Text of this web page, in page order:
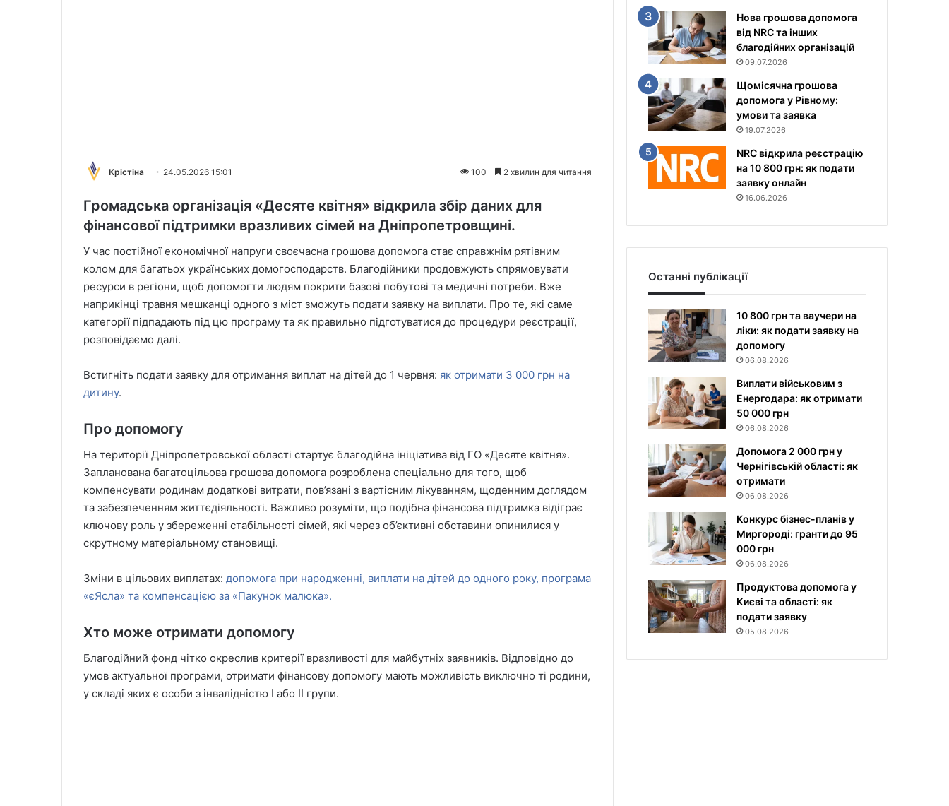
Крістіна 24.05.2026 15:01 100 2 хвилин для читання
Громадська організація «Десяте квітня» відкрила збір даних для
фінансової підтримки вразливих сімей на Дніпропетровщині.
У час постійної економічної напруги своєчасна грошова допомога стає справжнім рятівним
колом для багатьох українських домогосподарств. Благодійники продовжують спрямовувати
ресурси в регіони, щоб допомогти людям покрити базові побутові та медичні потреби. Вже
наприкінці травня мешканці одного з міст зможуть подати заявку на виплати. Про те, які саме
категорії підпадають під цю програму та як правильно підготуватися до процедури реєстрації,
розповідаємо далі.
Встигніть подати заявку для отримання виплат на дітей до 1 червня: як отримати 3 000 грн на
дитину.
Про допомогу
На території Дніпропетровської області стартує благодійна ініціатива від ГО «Десяте квітня».
Запланована багатоцільова грошова допомога розроблена спеціально для того, щоб
компенсувати родинам додаткові витрати, пов’язані з вартісним лікуванням, щоденним доглядом
та забезпеченням життєдіяльності. Важливо розуміти, що подібна фінансова підтримка відіграє
ключову роль у збереженні стабільності сімей, які через об’єктивні обставини опинилися у
скрутному матеріальному становищі.
Зміни в цільових виплатах: допомога при народженні, виплати на дітей до одного року, програма
«єЯсла» та компенсацією за «Пакунок малюка».
Хто може отримати допомогу
Благодійний фонд чітко окреслив критерії вразливості для майбутніх заявників. Відповідно до
умов актуальної програми, отримати фінансову допомогу мають можливість виключно ті родини,
у складі яких є особи з інвалідністю І або ІІ групи.
Нова грошова допомога
від NRC та інших
благодійних організацій
09.07.2026
Щомісячна грошова
допомога у Рівному:
умови та заявка
19.07.2026
NRC відкрила реєстрацію
на 10 800 грн: як подати
заявку онлайн
16.06.2026
Останні публікації
10 800 грн та ваучери на
ліки: як подати заявку на
допомогу
06.08.2026
Виплати військовим з
Енергодара: як отримати
50 000 грн
06.08.2026
Допомога 2 000 грн у
Чернігівській області: як
отримати
06.08.2026
Конкурс бізнес-планів у
Миргороді: гранти до 95
000 грн
06.08.2026
Продуктова допомога у
Києві та області: як
подати заявку
05.08.2026